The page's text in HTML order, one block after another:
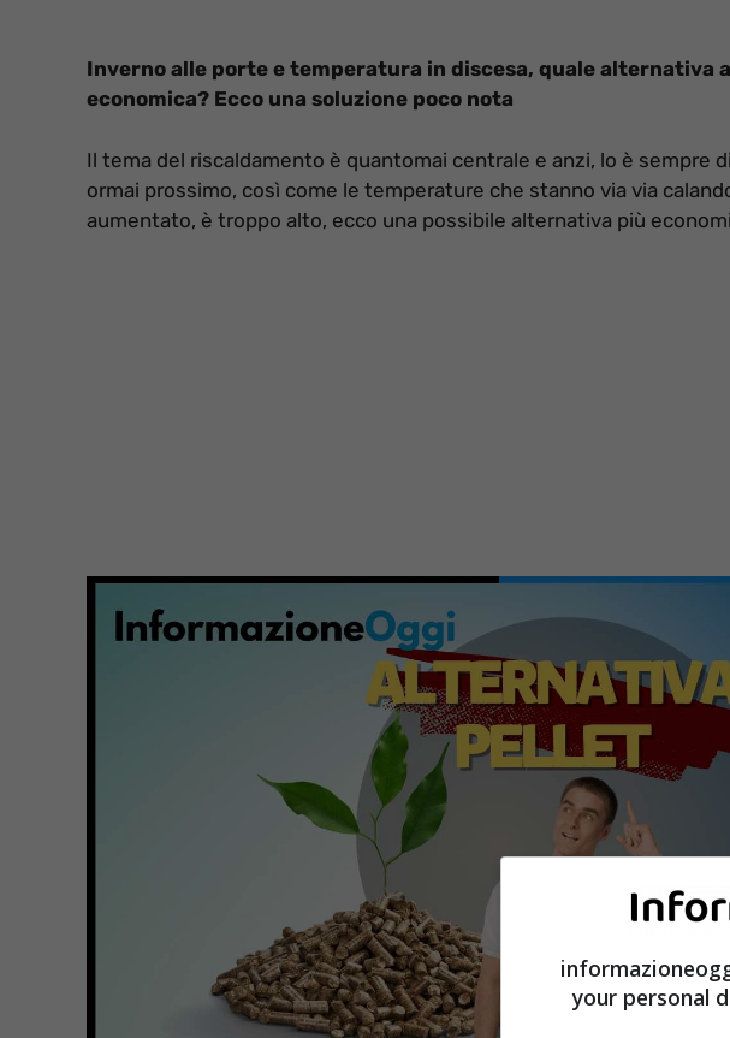
Inverno alle porte e temperatura in discesa, quale alternativa
economica? Ecco una soluzione poco nota
Il tema del riscaldamento è quantomai centrale e anzi, lo è sempre
ormai prossimo, così come le temperature che stanno via via
aumentato, è troppo alto, ecco una possibile alternativa più
your personal